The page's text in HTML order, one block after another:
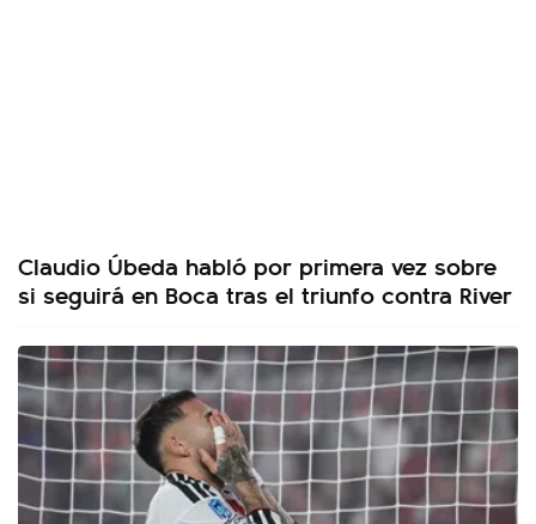
Claudio Úbeda habló por primera vez sobre
si seguirá en Boca tras el triunfo contra River